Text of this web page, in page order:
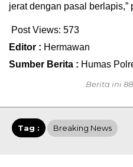
jerat dengan pasal berlapis,”
Post Views: 573
Editor : Hermawan
Sumber Berita : Humas
Berita ini
Tag : Breaking News